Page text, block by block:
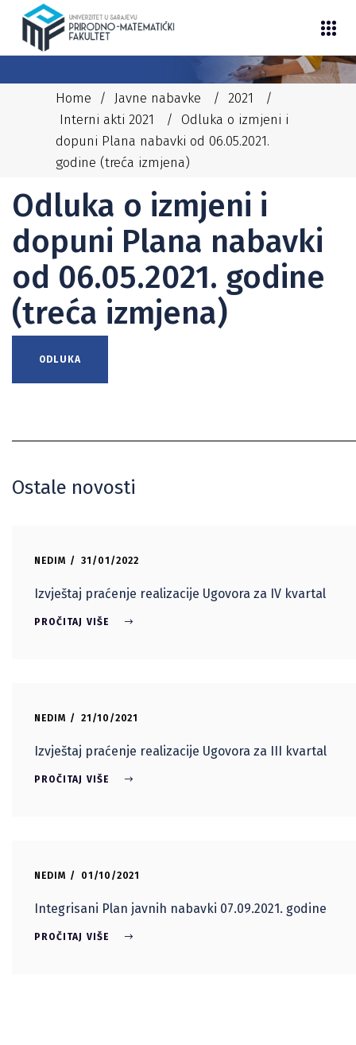
Home / Javne nabavke /2021
/
Interni akti 2021
/ Odluka o izmjeni i
dopuni Plana nabavki od 06.05.2021.
godine (treća izmjena)
07/05/2021 NEDIM INTERNI AKTI 2021
Odluka o izmjeni i
dopuni Plana nabavki
od 06.05.2021. godine
(treća izmjena)
ODLUKA
Ostale novosti
NEDIM 31/01/2022
Izvještaj praćenje realizacije Ugovora za IV kvartal
PROČITAJ VIŠE
NEDIM 21/10/2021
Izvještaj praćenje realizacije Ugovora za III kvartal
PROČITAJ VIŠE
NEDIM 01/10/2021
Integrisani Plan javnih nabavki 07.09.2021. godine
PROČITAJ VIŠE